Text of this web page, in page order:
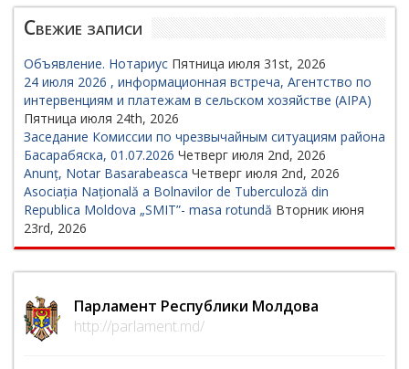
Свежие записи
Объявление. Нотариус Пятница июля 31st, 2026
24 июля 2026 , информационная встреча, Агентство по
интервенциям и платежам в сельском хозяйстве (AIPA)
Пятница июля 24th, 2026
Заседание Комиссии по чрезвычайным ситуациям района
Басарабяска, 01.07.2026 Четверг июля 2nd, 2026
Anunț, Notar Basarabeasca Четверг июля 2nd, 2026
Asociația Națională a Bolnavilor de Tuberculoză din
Republica Moldova „SMIT”- masa rotundă Вторник июня
23rd, 2026
Парламент Республики Молдова
http://parlament.md/